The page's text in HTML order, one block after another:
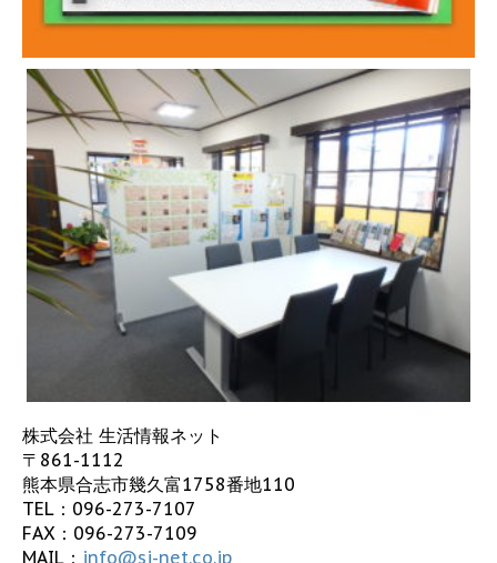
株式会社 生活情報ネット
〒861-1112
熊本県合志市幾久富1758番地110
TEL： 096-273-7107
FAX：096-273-7109
MAIL： info@sj-net.co.jp